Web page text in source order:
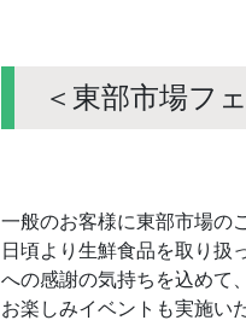
＜東部市場フ
一般のお客様に東部市場の
日頃より生鮮食品を取り扱
への感謝の気持ちを込めて
お楽しみイベントも実施い